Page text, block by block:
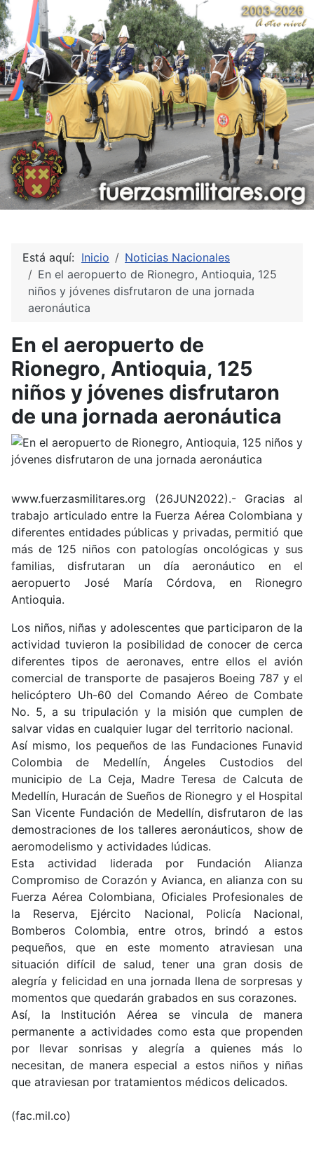
Está aquí: Inicio
Noticias Nacionales
En el aeropuerto de Rionegro, Antioquia, 125
niños y jóvenes disfrutaron de una jornada
aeronáutica
En el aeropuerto de
Rionegro, Antioquia, 125
niños y jóvenes disfrutaron
de una jornada aeronáutica
www.fuerzasmilitares.org (26JUN2022).- Gracias al
trabajo articulado entre la Fuerza Aérea Colombiana y
diferentes entidades públicas y privadas, permitió que
más de 125 niños con patologías oncológicas y sus
familias, disfrutaran un día aeronáutico en el
aeropuerto José María Córdova, en Rionegro
Antioquia.
Los niños, niñas y adolescentes que participaron de la
actividad tuvieron la posibilidad de conocer de cerca
diferentes tipos de aeronaves, entre ellos el avión
comercial de transporte de pasajeros Boeing 787 y el
helicóptero Uh-60 del Comando Aéreo de Combate
No. 5, a su tripulación y la misión que cumplen de
salvar vidas en cualquier lugar del territorio nacional.
Así mismo, los pequeños de las Fundaciones Funavid
Colombia de Medellín, Ángeles Custodios del
municipio de La Ceja, Madre Teresa de Calcuta de
Medellín, Huracán de Sueños de Rionegro y el Hospital
San Vicente Fundación de Medellín, disfrutaron de las
demostraciones de los talleres aeronáuticos, show de
aeromodelismo y actividades lúdicas.
Esta actividad liderada por Fundación Alianza
Compromiso de Corazón y Avianca, en alianza con su
Fuerza Aérea Colombiana, Oficiales Profesionales de
la Reserva, Ejército Nacional, Policía Nacional,
Bomberos Colombia, entre otros, brindó a estos
pequeños, que en este momento atraviesan una
situación difícil de salud, tener una gran dosis de
alegría y felicidad en una jornada llena de sorpresas y
momentos que quedarán grabados en sus corazones.
Así, la Institución Aérea se vincula de manera
permanente a actividades como esta que propenden
por llevar sonrisas y alegría a quienes más lo
necesitan, de manera especial a estos niños y niñas
que atraviesan por tratamientos médicos delicados.
(fac.mil.co)